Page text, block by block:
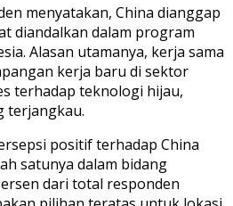
menyatakan, China dianggap
diandalkan dalam program
Alasan utamanya, kerja sama
kerja baru di sektor
terhadap teknologi hijau,
terjangkau.
positif terhadap China
satunya dalam bidang
dari total responden